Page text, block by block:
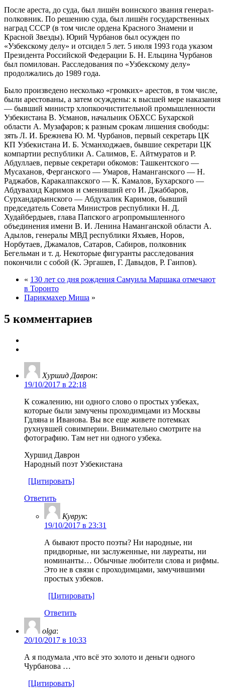
После ареста, до суда, был лишён воинского звания генерал-
полковник. По решению суда, был лишён государственных
наград СССР (в том числе ордена Красного Знамени и
Красной Звезды). Юрий Чурбанов был осужден по
«Узбекскому делу» и отсидел 5 лет. 5 июля 1993 года указом
Президента Российской Федерации Б. Н. Ельцина Чурбанов
был помилован. Расследования по «Узбекскому делу»
продолжались до 1989 года.
Было произведено несколько «громких» арестов, в том числе,
были арестованы, а затем осуждены: к высшей мере наказания
— бывший министр хлопкоочистительной промышленности
Узбекистана В. Усманов, начальник ОБХСС Бухарской
области А. Музафаров; к разным срокам лишения свободы:
зять Л. И. Брежнева Ю. М. Чурбанов, первый секретарь ЦК
КП Узбекистана И. Б. Усманходжаев, бывшие секретари ЦК
компартии республики А. Салимов, Е. Айтмуратов и Р.
Абдуллаев, первые секретари обкомов: Ташкентского —
Мусаханов, Ферганского — Умаров, Наманганского — Н.
Раджабов, Каракалпакского — К. Камалов, Бухарского —
Абдувахид Каримов и сменивший его И. Джаббаров,
Сурхандарьинского — Абдухалик Каримов, бывший
председатель Совета Министров республики Н. Д.
Худайбердыев, глава Папского агропромышленного
объединения имени В. И. Ленина Наманганской области А.
Адылов, генералы МВД республики Яхъяев, Норов,
Норбутаев, Джамалов, Сатаров, Сабиров, полковник
Бегельман и т. д. Некоторые фигуранты расследования
покончили с собой (К. Эргашев, Г. Давыдов, Р. Гаипов).
« 130 лет со дня рождения Самуила Маршака отмечают
в Торонто
Парикмахер Миша »
5 комментариев
Хуршид Даврон:
19/10/2017 в 22:18
К сожалению, ни одного слово о простых узбеках,
которые были замучены проходимцами из Москвы
Гдляна и Иванова. Вы все еще живете потемках
рухнувшей совимперии. Внимательно смотрите на
фотографию. Там нет ни одного узбека.
Хуршид Даврон
Народный поэт Узбекистана
[Цитировать]
Ответить
Куврук:
19/10/2017 в 23:31
А бывают просто поэты? Ни народные, ни
придворные, ни заслуженные, ни лауреаты, ни
номинанты… Обычные любители слова и рифмы.
Это не в связи с проходимцами, замучившими
простых узбеков.
[Цитировать]
Ответить
olga:
20/10/2017 в 10:33
А я подумала ,что всё это золото и деньги одного
Чурбанова …
[Цитировать]